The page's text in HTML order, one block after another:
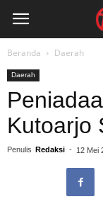
Beranda Daerah
Daerah
Kutoarjo
Penulis Redaksi - 12 Mei